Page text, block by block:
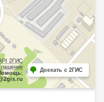
2ГИС
Доехать с 2ГИС